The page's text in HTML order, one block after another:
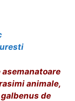
animale,
de